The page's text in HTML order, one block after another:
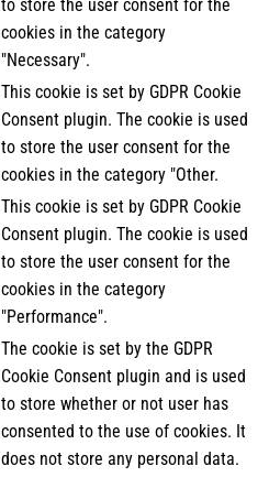
to store the user consent for the
cookies in the category
"Necessary".
This cookie is set by GDPR Cookie
Consent plugin. The cookie is used
to store the user consent for the
cookies in the category "Other.
This cookie is set by GDPR Cookie
Consent plugin. The cookie is used
to store the user consent for the
cookies in the category
"Performance".
The cookie is set by the GDPR
Cookie Consent plugin and is used
to store whether or not user has
consented to the use of cookies. It
does not store any personal data.